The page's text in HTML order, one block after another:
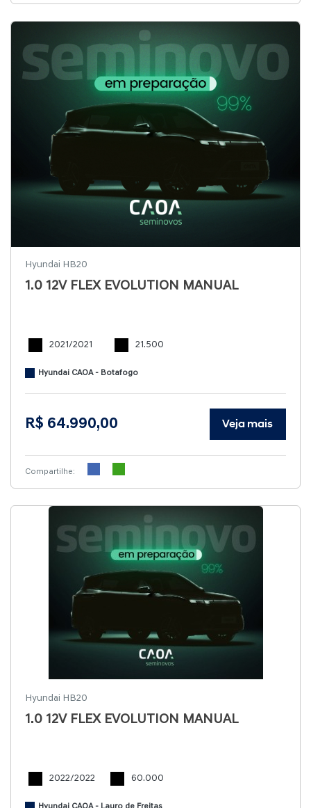
Hyundai HB20
1.0 12V FLEX EVOLUTION MANUAL
2021/2021 21.500
Hyundai CAOA - Botafogo
R$ 64.990,00 Veja mais
Compartilhe:
Hyundai HB20
1.0 12V FLEX EVOLUTION MANUAL
2022/2022 60.000